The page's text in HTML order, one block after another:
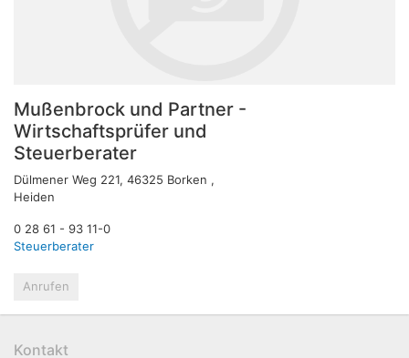
Mußenbrock und Partner -
Wirtschaftsprüfer und
Steuerberater
Dülmener Weg 221, 46325 Borken ,
Heiden
0 28 61 - 93 11-0
Steuerberater
Anrufen
Kontakt